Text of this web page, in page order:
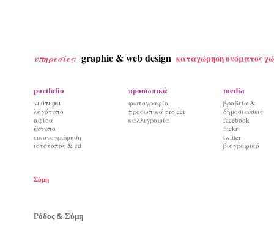
υπηρεσίες: graphic & web design καταχώρηση ονόματος
portfolio
νεότερα
λογότυπο
αφίσα
έντυπο
εικονογράφηση
ιστότοπος & cd
προσωπικά
φωτογραφία
προσωπικά project
καλλιγραφία
media
βραβεία &
δημοσιεύσεις
facebook
flickr
twitter
βιογραφικό
Σύμη
Ρόδος & Σύμη